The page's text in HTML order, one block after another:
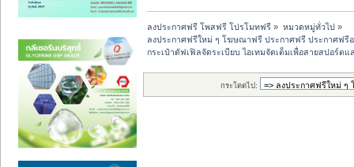
ลงประกาศฟรี โพสฟรี โปรโมทฟรี » หมวดหมู่ทั่วไป »
ลงประกาศฟรีใหม่ ๆ โฆษณาฟรี ประกาศฟรี ประกาศฟ
กระเป๋าดัฟเฟิลจัดระเบียบ ไอเทมจัดเต็มเพื่อสายสปอร์ต
กระโดดไป: